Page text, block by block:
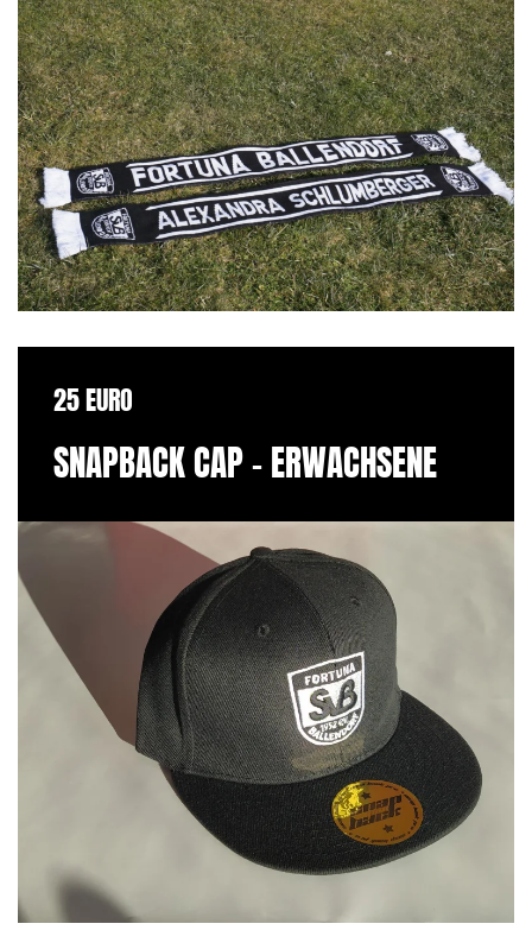
25 EURO
SNAPBACK CAP - ERWACHSENE